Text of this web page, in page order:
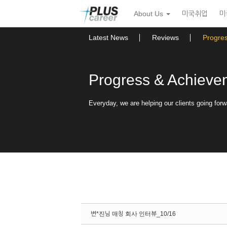
뉴
토
About Us 미국취업
Latest News Reviews
Progress &
Everyday, we are helping our clients going
변*진님 매칭 회사 인터뷰_10/16